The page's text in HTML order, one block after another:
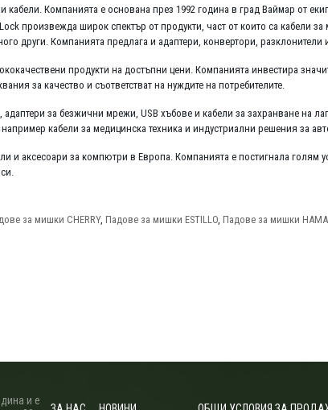
Компанията е основана през 1992 година в град Ваймар от
произвежда широк спектър от продукти, част от които са кабели
други. Компанията предлага и адаптери, конвертори, разклонители
продукти на достъпни цени. Компанията инвестира
за качество и съответстват на нуждите на потребителите.
адаптери за безжични мрежи, USB хъбове и кабели за захранване на
кабели за медицинска техника и индустриални решения за
и аксесоари за компютри в Европа. Компанията е постигнала голям
за мишки CHERRY, Падове за мишки ESTILLO, Падове за мишки HAMA
и е